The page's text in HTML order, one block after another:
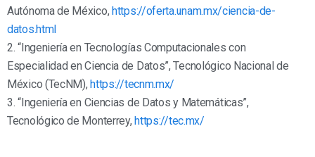
Autónoma de México,https://oferta.unam.mx/ciencia-de-
datos.html
2. “Ingeniería en Tecnologías Computacionales con
Especialidad en Ciencia de Datos”, Tecnológico Nacional de
México (TecNM),https://tecnm.mx/
3. “Ingeniería en Ciencias de Datos y Matemáticas”,
Tecnológico de Monterrey,https://tec.mx/